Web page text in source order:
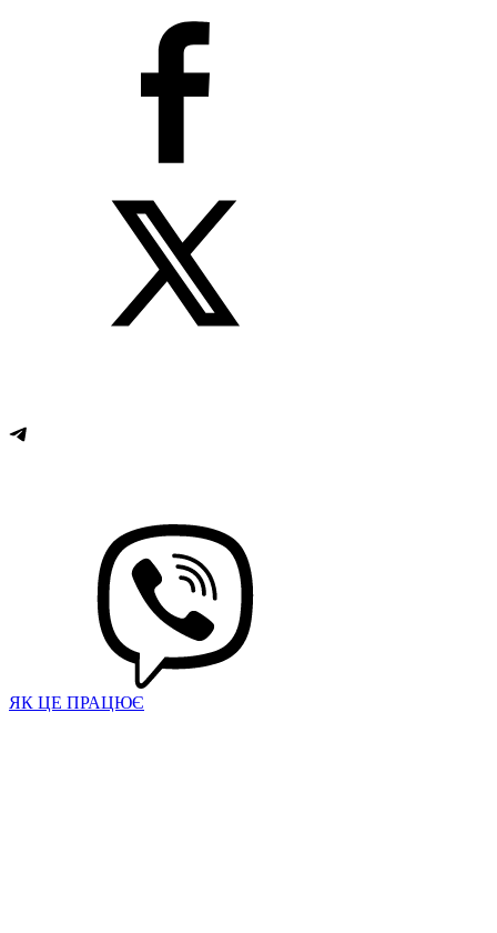
ЯК ЦЕ ПРАЦЮЄ